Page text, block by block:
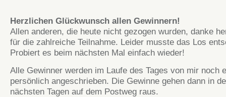
Herzlichen Glückwunsch allen Gewinnern!
Allen anderen, die heute nicht gezogen wurden, danke
für die zahlreiche Teilnahme. Leider musste das Los
Probiert es beim nächsten Mal einfach wieder!
Alle Gewinner werden im Laufe des Tages von mir noch
persönlich angeschrieben. Die Gewinne gehen dann in
nächsten Tagen auf dem Postweg raus.